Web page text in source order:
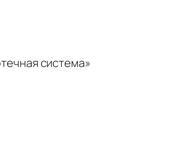
система»